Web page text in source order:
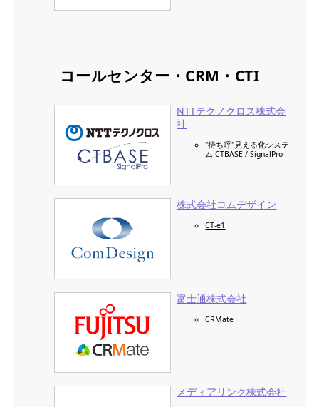
コールセンター・CRM・CTI
NTTテクノクロス株式会
社
"待ち呼"見える化システ
ム CTBASE / SignalPro
株式会社コムデザイン
CT-e1
富士通株式会社
CRMate
メディアリンク株式会社